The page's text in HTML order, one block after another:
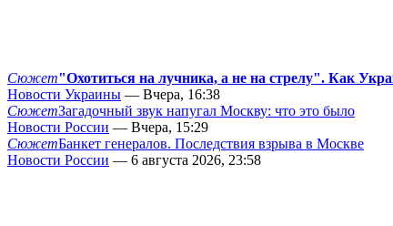
Сюжет"Охотиться на лучника, а не на стрелу". Как
Новости Украины — Вчера, 16:38
СюжетЗагадочный звук напугал Москву: что это было
Новости России — Вчера, 15:29
СюжетБанкет генералов. Последствия взрыва в Москве
Новости России — 6 августа 2026, 23:58